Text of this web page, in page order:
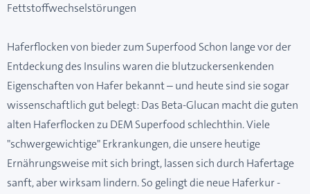
Fettstoffwechselstörungen
Haferflocken von bieder zum Superfood Schon lange vor der
Entdeckung des Insulins waren die blutzuckersenkenden
Eigenschaften von Hafer bekannt – und heute sind sie sogar
wissenschaftlich gut belegt: Das Beta-Glucan macht die guten
alten Haferflocken zu DEM Superfood schlechthin. Viele
"schwergewichtige" Erkrankungen, die unsere heutige
Ernährungsweise mit sich bringt, lassen sich durch Hafertage
sanft, aber wirksam lindern. So gelingt die neue Haferkur -